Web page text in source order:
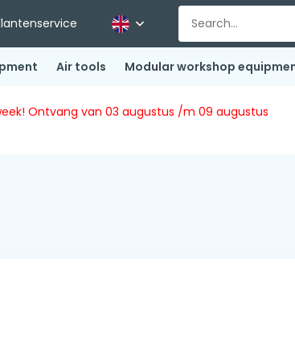
Air tools Modular workshop
Ontvang van 03 augustus /m 09 augustus